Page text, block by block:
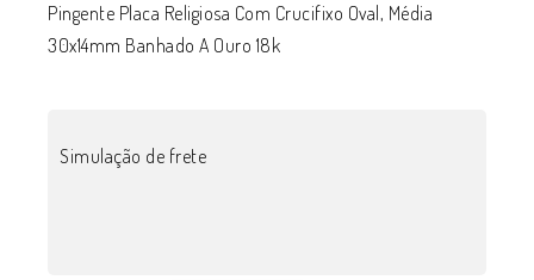
Pingente Placa Religiosa Com Crucifixo Oval, Média
30x14mm Banhado A Ouro 18k
Simulação de frete